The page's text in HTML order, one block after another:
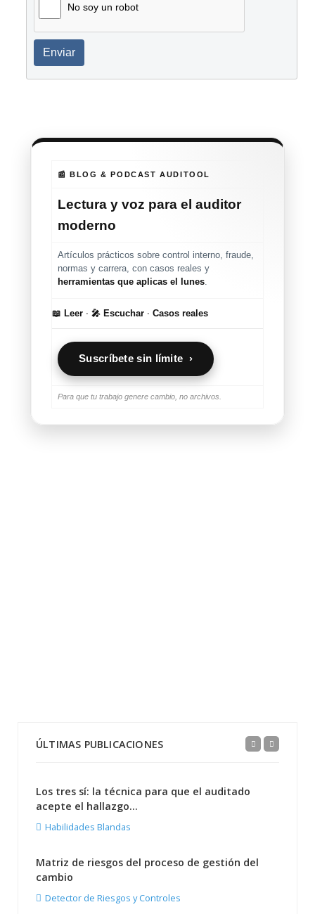
No soy un robot
Enviar
📰 BLOG & PODCAST AUDITOOL
Lectura y voz para el auditor
moderno
Artículos prácticos sobre control interno, fraude,
normas y carrera, con casos reales y
herramientas que aplicas el lunes
📖 Leer · 🎤 Escuchar · Casos reales
Suscríbete sin límite ›
Para que tu trabajo genere cambio, no archivos.
ÚLTIMAS PUBLICACIONES
Los tres sí: la técnica para que el auditado
acepte el hallazgo...
Habilidades Blandas
Matriz de riesgos del proceso de gestión del
cambio
Detector de Riesgos y Controles